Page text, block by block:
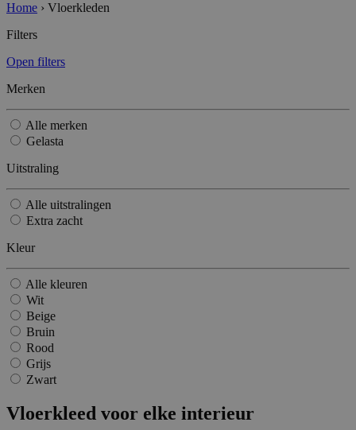
Home › Vloerkleden
Filters
Open filters
Merken
Alle merken
Gelasta
Uitstraling
Alle uitstralingen
Extra zacht
Kleur
Alle kleuren
Wit
Beige
Bruin
Rood
Grijs
Zwart
Vloerkleed voor elke interieur